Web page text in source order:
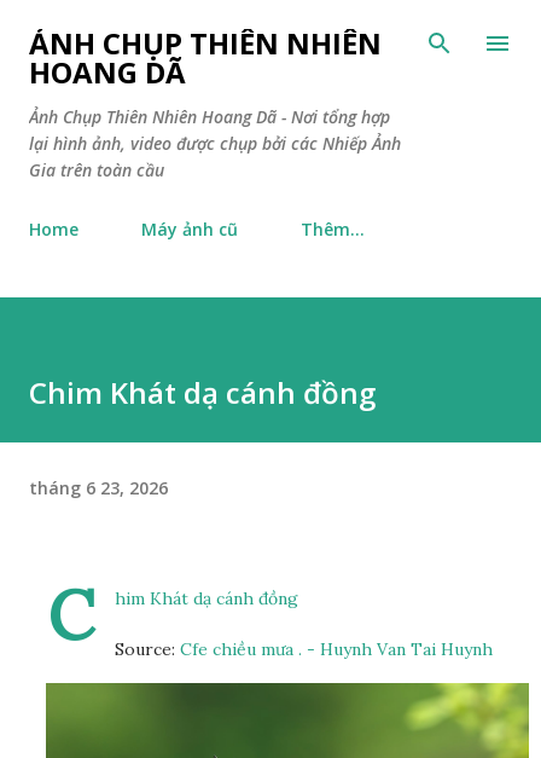
Chuyển đến nội dung chính
ẢNH CHỤP THIÊN NHIÊN
HOANG DÃ
Ảnh Chụp Thiên Nhiên Hoang Dã - Nơi tổng hợp
lại hình ảnh, video được chụp bởi các Nhiếp Ảnh
Gia trên toàn cầu
Home Máy ảnh cũ Thêm…
Chim Khát dạ cánh đồng
tháng 6 23, 2026
C him Khát dạ cánh đồng
Source: Cfe chiều mưa . - Huynh Van Tai Huynh